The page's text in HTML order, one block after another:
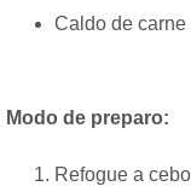
Caldo de carne
Modo de preparo:
Refogue a